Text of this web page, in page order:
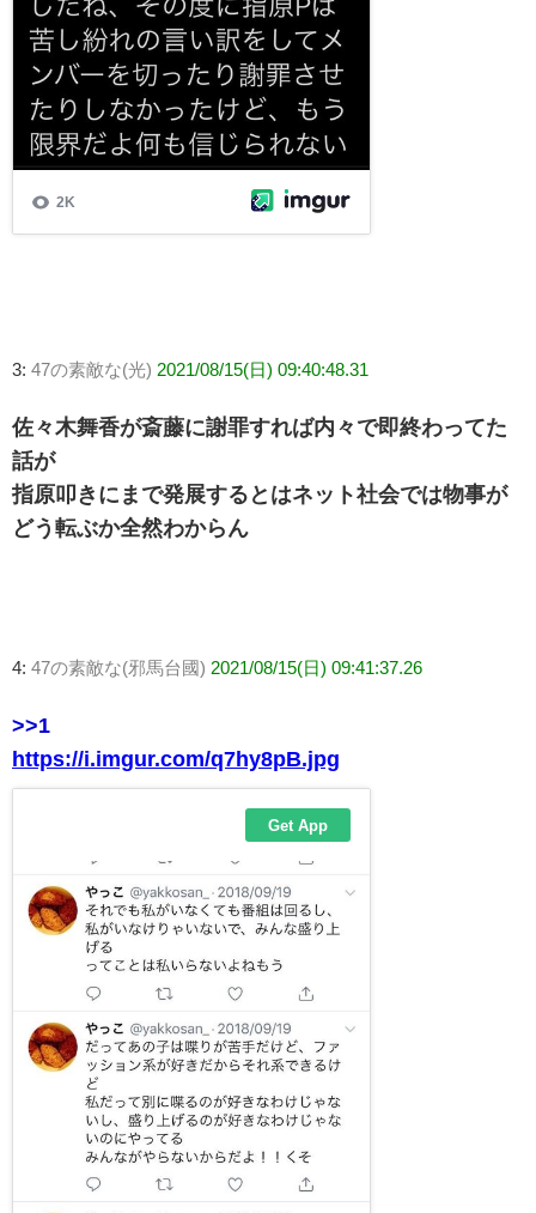
3: 47の素敵な(光) 2021/08/15(日) 09:40:48.31
佐々木舞香が斎藤に謝罪すれば内々で即終わってた
話が
指原叩きにまで発展するとはネット社会では物事が
どう転ぶか全然わからん
4: 47の素敵な(邪馬台國) 2021/08/15(日) 09:41:37.26
>>1
https://i.imgur.com/q7hy8pB.jpg